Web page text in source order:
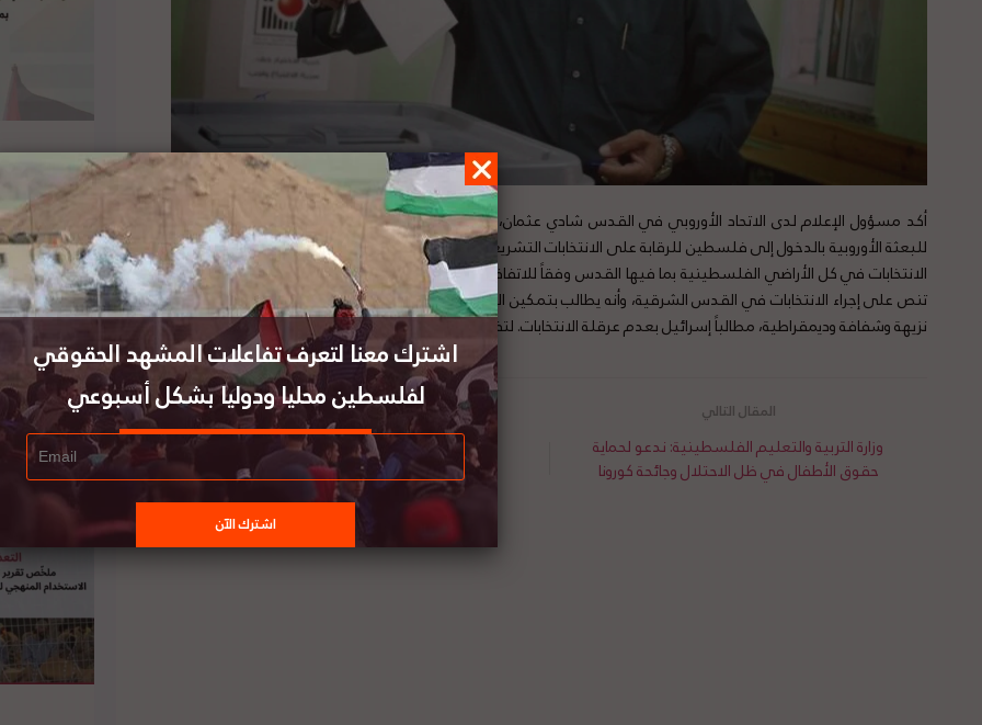
أكد مسؤول الإعلام لدى الاتحاد الأوروبي في القدس شادي عثمان، على عدم وجود رد إسرائيلي حتى اللحظة بالسماح
للبعثة الأوروبية بالدخول إلى فلسطين للرقابة على الانتخابات التشريعية المقبلة. وأشار إلى أن الاتحاد الأوروبي يدعم اجراء
الانتخابات في كل الأراضي الفلسطينية بما فيها القدس وفقاً للاتفاقات الموقعة بين الإسرائيليين والفلسطينيين والتي
تنص على إجراء الانتخابات في القدس الشرقية، وأنه يطالب بتمكين المجتمع الدولي من الرقابة الجادة عليها لإنجاز انتخابات
نزيهة وشفافة وديمقراطية، مطالباً إسرائيل بعدم عرقلة الانتخابات. لتفاصيل الخبر ومصدره الأصلي،هنا
الخارجية الفلسطينية تعتبر استمرار الاحتلال
الإسرائيلي في جرائمه تحدياً سافراً للمحكمة
الجنائية الدولية وتحقيقاتها
وزارة التربية والتعليم الفلسطينية: ندعو لحماية
حقوق الأطفال في ظل الاحتلال وجائحة كورونا
اشترك معنا لتعرف تفاعلات المشهد الحقوقي
لفلسطين محليا ودوليا بشكل أسبوعي